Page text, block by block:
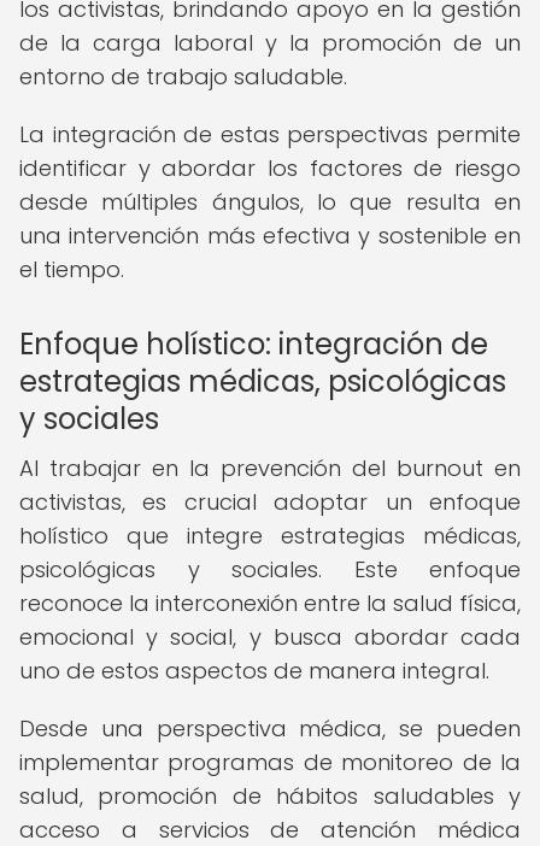
los activistas, brindando apoyo en la gestión
de la carga laboral y la promoción de un
entorno de trabajo saludable.
La integración de estas perspectivas permite
identificar y abordar los factores de riesgo
desde múltiples ángulos, lo que resulta en
una intervención más efectiva y sostenible en
el tiempo.
Enfoque holístico: integración de
estrategias médicas, psicológicas
y sociales
Al trabajar en la prevención del burnout en
activistas, es crucial adoptar un enfoque
holístico que integre estrategias médicas,
psicológicas y sociales. Este enfoque
reconoce la interconexión entre la salud física,
emocional y social, y busca abordar cada
uno de estos aspectos de manera integral.
Desde una perspectiva médica, se pueden
implementar programas de monitoreo de la
salud, promoción de hábitos saludables y
acceso a servicios de atención médica